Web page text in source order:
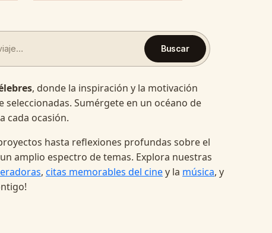
Buscar
, donde la inspiración y la motivación
Sumérgete en un océano de
cada ocasión.
hasta reflexiones profundas sobre el
amplio espectro de temas. Explora nuestras
, citas memorables del ciney la música, y